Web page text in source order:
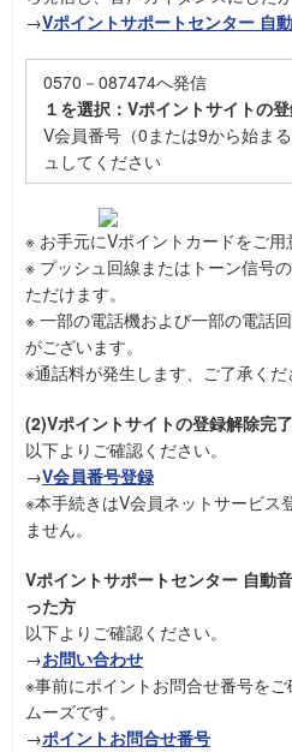
→Vポイントサポートセンター 自
0570－087474へ発信
１を選択：Vポイントサイトの
V会員番号（0または9から始ま
ュしてください
※ お手元にVポイントカードをご用
※ プッシュ回線またはトーン信号
ただけます。
※ 一部の電話機および一部の電話
がございます。
※通話料が発生します、ご了承くだ
(2)Vポイントサイトの登録解除完
以下よりご確認ください。
→V会員番号登録
※本手続きはV会員ネットサービス
ません。
Vポイントサポートセンター 自動
った方
以下よりご確認ください。
→お問い合わせ
※事前にポイントお問合せ番号を
ムーズです。
→ポイントお問合せ番号